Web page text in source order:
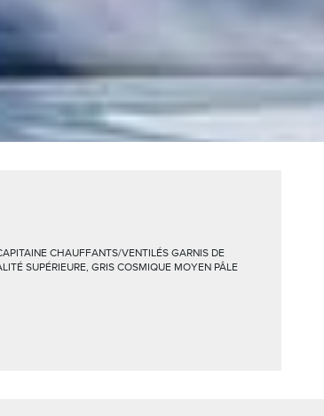
CHAUFFANTS/VENTILÉS GARNIS DE
SUPÉRIEURE, GRIS COSMIQUE MOYEN PÂLE